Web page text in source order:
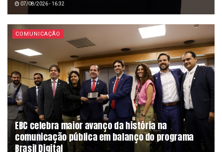
07/08/2026 - 16:32
COMUNICAÇÃO
EBC celebra maior avanço da história na
comunicação pública em balanço do programa
Brasil Digital